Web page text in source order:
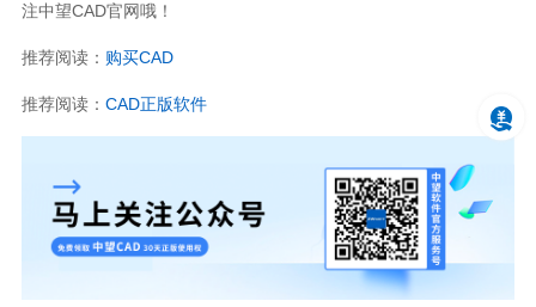
注中望CAD官网哦！
推荐阅读： 购买CAD
推荐阅读： CAD正版软件